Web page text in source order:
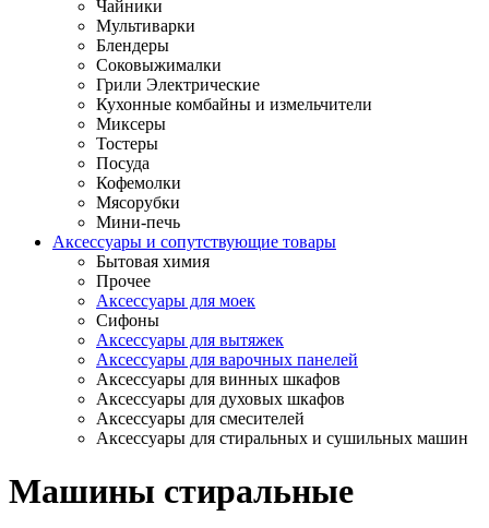
Чайники
Мультиварки
Блендеры
Соковыжималки
Грили Электрические
Кухонные комбайны и измельчители
Миксеры
Тостеры
Посуда
Кофемолки
Мясорубки
Мини-печь
Аксессуары и сопутствующие товары
Бытовая химия
Прочее
Аксессуары для моек
Сифоны
Аксессуары для вытяжек
Аксессуары для варочных панелей
Аксессуары для винных шкафов
Аксессуары для духовых шкафов
Аксессуары для смесителей
Аксессуары для стиральных и сушильных машин
Машины стиральные